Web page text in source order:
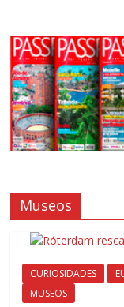
Museos
CURIOSIDADES
MUSEOS